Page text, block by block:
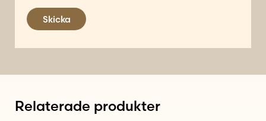
Skicka
Relaterade produkter